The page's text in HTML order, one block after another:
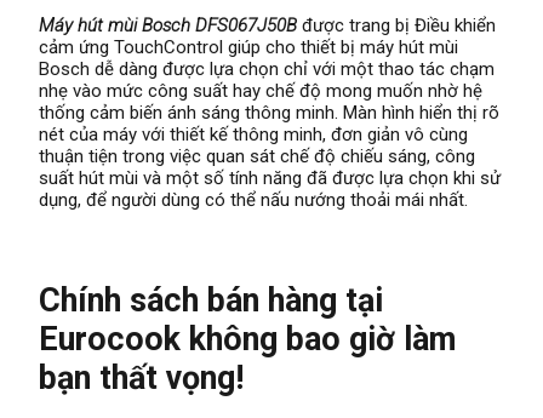
Máy hút mùi Bosch DFS067J50B được trang bị Điều khiển
cảm ứng TouchControl giúp cho thiết bị máy hút mùi
Bosch dễ dàng được lựa chọn chỉ với một thao tác chạm
nhẹ vào mức công suất hay chế độ mong muốn nhờ hệ
thống cảm biến ánh sáng thông minh. Màn hình hiển thị rõ
nét của máy với thiết kế thông minh, đơn giản vô cùng
thuận tiện trong việc quan sát chế độ chiếu sáng, công
suất hút mùi và một số tính năng đã được lựa chọn khi sử
dụng, để người dùng có thể nấu nướng thoải mái nhất.
Chính sách bán hàng tại
Eurocook không bao giờ làm
bạn thất vọng!